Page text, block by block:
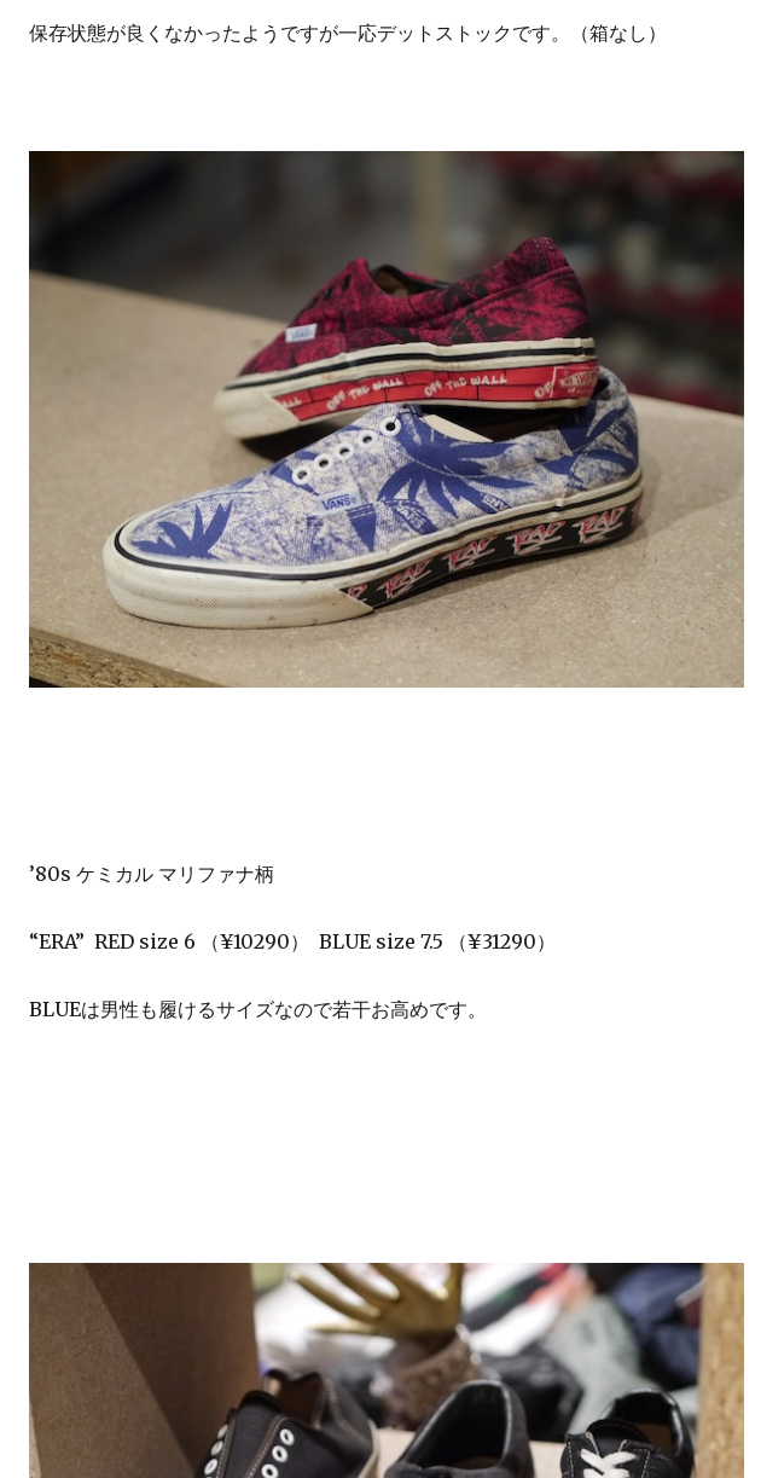
保存状態が良くなかったようですが一応デットストックです。（箱なし）
’80s ケミカル マリファナ柄
“ERA” RED size 6 （¥10290） BLUE size 7.5 （¥31290）
BLUEは男性も履けるサイズなので若干お高めです。